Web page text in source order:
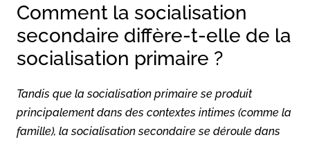
Comment la socialisation
secondaire diffère-t-elle de la
socialisation primaire ?
Tandis que la socialisation primaire se produit
principalement dans des contextes intimes (comme la
famille), la socialisation secondaire se déroule dans